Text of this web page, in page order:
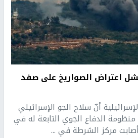
اعتراض الصواريخ على صفد
القناة الـ"ـ12" الإسرائيلية أنّ سلاح الجو الإسرائيلي
الدفاع الجوي التابعة له في
مركز الشرطة في ...